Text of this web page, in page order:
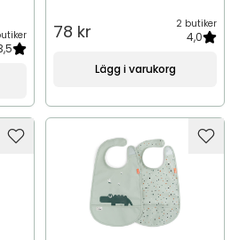
78 kr 2 butiker
4,0
Lägg i varukorg